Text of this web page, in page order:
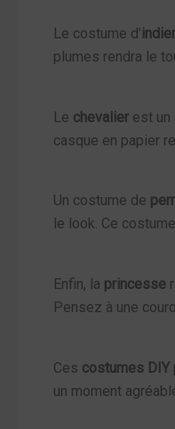
Le costume d’
plumes rendra le
Le chevalier est un
casque en papier
Un costume de
le look. Ce
Enfin, la princesse
Pensez à une
Ces costumes DIY
un moment